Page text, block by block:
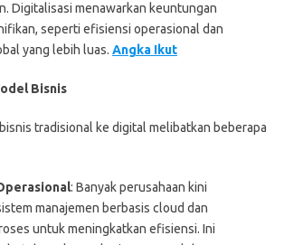
Digitalisasi menawarkan keuntungan
seperti efisiensi operasional dan
yang lebih luas. Angka Ikut
Bisnis
tradisional ke digital melibatkan beberapa
: Banyak perusahaan kini
manajemen berbasis cloud dan
untuk meningkatkan efisiensi. Ini